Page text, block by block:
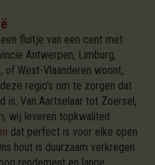
fluitje van een cent met
Antwerpen, Limburg,
of West-Vlaanderen woont,
regio's om te zorgen dat
is. Van Aartselaar tot Zoersel,
wij leveren topkwaliteit
dat perfect is voor elke open
hout is duurzaam verkregen